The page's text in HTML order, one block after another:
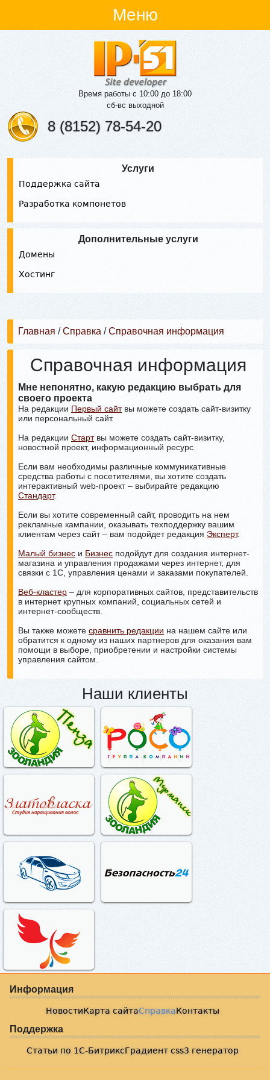
Меню
Время работы с 10:00 до 18:00
сб-вс выходной
8 (8152) 78-54-20
Услуги
Поддержка сайта
Разработка компонетов
Дополнительные услуги
Домены
Хостинг
Главная /Справка /Справочная информация
Справочная информация
Мне непонятно, какую редакцию выбрать для
своего проекта
На редакции Первый сайтвы можете создать сайт-визитку
или персональный сайт.
На редакции Стартвы можете создать сайт-визитку,
новостной проект, информационный ресурс.
Если вам необходимы различные коммуникативные
средства работы с посетителями, вы хотите создать
интерактивный web-проект – выбирайте редакцию
Стандарт.
Если вы хотите современный сайт, проводить на нем
рекламные кампании, оказывать техподдержку вашим
клиентам через сайт – вам подойдет редакция Эксперт.
Малый бизнес и Бизнес подойдут для создания интернет-
магазина и управления продажами через интернет, для
связки с 1С, управления ценами и заказами покупателей.
Веб-кластер – для корпоративных сайтов, представительств
в интернет крупных компаний, социальных сетей и
интернет-сообществ.
Вы также можете сравнить редакции на нашем сайте или
обратится к одному из наших партнеров для оказания вам
помощи в выборе, приобретении и настройки системы
управления сайтом.⁠
Наши клиенты
Информация
НовостиКарта сайтаСправкаКонтакты
Поддержка
Статьи по 1С-БитриксГрадиент css3 генератор